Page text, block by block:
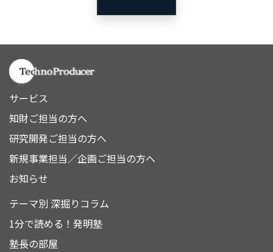
サービス
知財ご担当の方へ
研究開発ご担当の方へ
新規事業担当／企画ご担当の方へ
お知らせ
テーマ別 深掘りコラム
1分で読める！発明塾
塾長の部屋